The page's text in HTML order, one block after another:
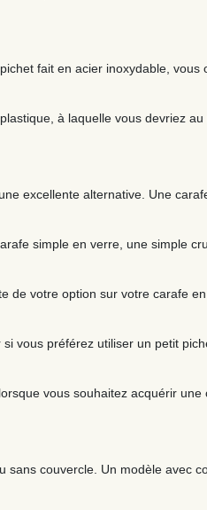
fait en acier inoxydable, vous
à laquelle vous devriez
excellente alternative. Une
simple en verre, une simple
de votre option sur votre carafe
vous préférez utiliser un petit
vous souhaitez acquérir
couvercle. Un modèle avec